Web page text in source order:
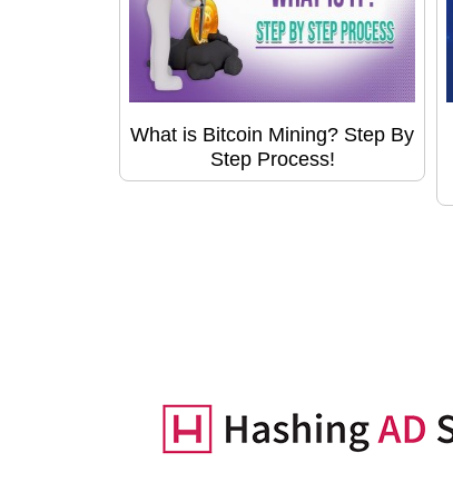
What is Bitcoin Mining? Step By
Step Process!